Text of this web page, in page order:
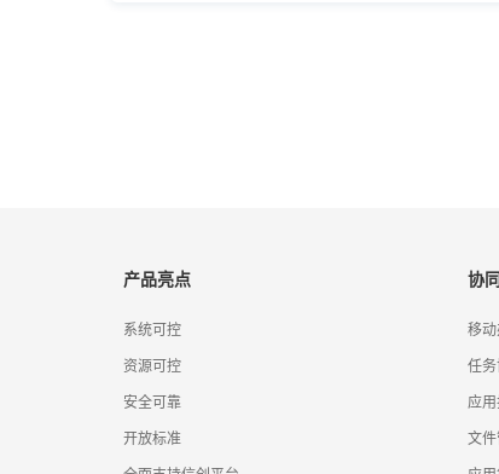
产品亮点
系统可控
资源可控
安全可靠
开放标准
协
移
任
应
文件